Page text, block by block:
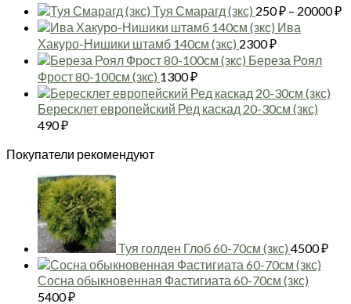
Туя Смарагд (зкс) 250₽ – 20000₽
Ива
Хакуро-Нишики штамб 140см (зкс) 2300₽
Береза Роял
Фрост 80-100см (зкс) 1300₽
Бересклет европейский Ред каскад 20-30см (зкс)
490₽
Покупатели рекомендуют
Туя голден Глоб 60-70см (зкс) 4500₽
Сосна обыкновенная Фастигиата 60-70см (зкс)
5400₽